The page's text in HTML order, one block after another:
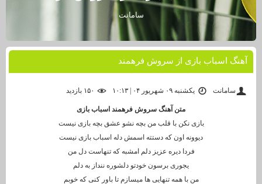
سامانت
آهنگ اسباب بازی از سروش فرهمند
سامانت یکشنبه ۰۹ شهریور ۰۴ | ۱۰:۱۳ ۱۵۰ بازديد
متن آهنگ سروش فرهمند اسباب بازی
ﺑﺎزی ﻧﻜﻦ ﺑﺎ ﻗﻠﺐ ﻣﻦ ﺑﭽﻪ ﻧﺸﻮ ﻋﺸﻖ ﺑﭽﻪ ﺑﺎزی ﻧﻴﺴﺖ
دﻳﻮوﻧﻪ اون ﻛﻪ دﺳﺘﺘﻪ اﺳﻤﺶ دﻟﻪ اﺳﺒﺎب ﺑﺎزی ﻧﻴﺴﺖ
ﻓﺮدا دﻳﺮه ﻋﺰﻳﺰ دﻟﻢ اﻣﺸﺒﻪ ﻛﻪ ﺗﻨﻬﺎﺳﺖ دل ﻣﻦ
ﻳﺠﻮری ﺑﺮﺳﻮن ﺧﻮدﺗﻮ دﻟﺸﻮره ﻧﻨﺪاز ﺑﻪ دﻟﻢ
ﻣﻦ ﺑﺎ ﻫﻤﻪ ﺗﻨﻬﺎﻳﻰ ﻫﺎ ﻣﻴﺴﺎزم ﺗﺎ ﺑﺎور ﻛﻨﻰ ﻛﻪ ﺧﻮﺑﻢ